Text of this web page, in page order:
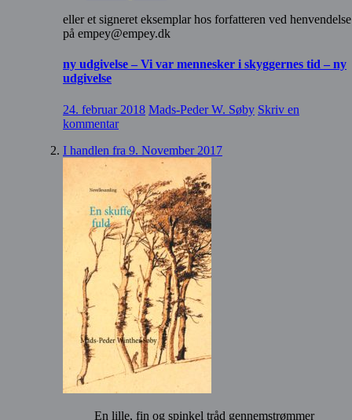
eller et signeret eksemplar hos forfatteren ved henvendelse
på empey@empey.dk
ny udgivelse – Vi var mennesker i skyggernes tid – ny
udgivelse
24. februar 2018 Mads-Peder W. Søby Skriv en
kommentar
I handlen fra 9. November 2017
En lille, fin og spinkel tråd gennemstrømmer